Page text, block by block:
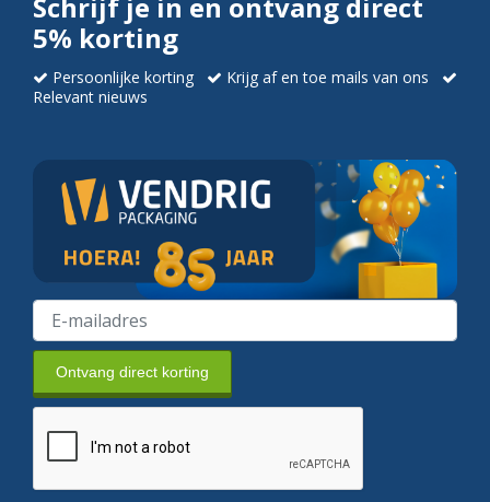
Schrijf je in en ontvang direct
5% korting
Persoonlijke korting
Krijg af en toe mails van ons
Relevant nieuws
Ontvang direct korting